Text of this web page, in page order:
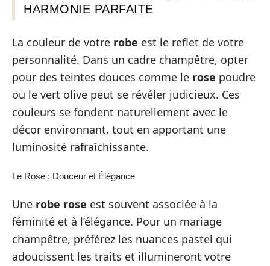
HARMONIE PARFAITE
La couleur de votre robe est le reflet de votre
personnalité. Dans un cadre champêtre, opter
pour des teintes douces comme le rose poudre
ou le vert olive peut se révéler judicieux. Ces
couleurs se fondent naturellement avec le
décor environnant, tout en apportant une
luminosité rafraîchissante.
Le Rose : Douceur et Élégance
Une robe rose est souvent associée à la
féminité et à l’élégance. Pour un mariage
champêtre, préférez les nuances pastel qui
adoucissent les traits et illumineront votre